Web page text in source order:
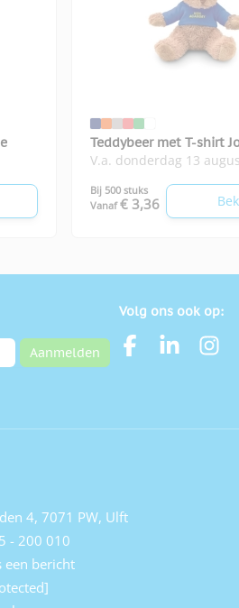
Teddybeer met T-shirt
V.a. donderdag 13
Bij 500 stuks
Vanaf € 3,36
Aanmelden
Volg ons ook op:
4, 7071 PW, Ulft
- 200 010
een bericht